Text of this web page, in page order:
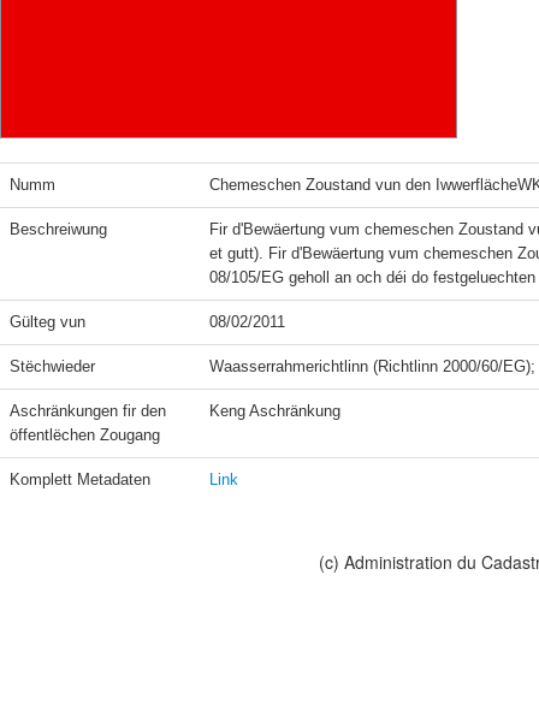
Numm Chemeschen Zoustand vun den
Beschreiwung
Fir d'Bewäertung vum chemeschen Zoustand
et gutt). Fir d'Bewäertung vum chemeschen
08/105/EG geholl an och déi do
Gülteg vun 08/02/2011
Stëchwieder Waasserrahmerichtlinn (Richtlinn 2000/60/
Aschränkungen fir den
öffentlëchen Zougang
Keng Aschränkung
Komplett Metadaten Link
(c) Administration du